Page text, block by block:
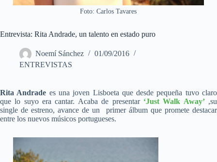
Foto: Carlos Tavares
Entrevista: Rita Andrade, un talento en estado puro
Noemí Sánchez
01/09/2016
ENTREVISTAS
Rita Andrade es una joven Lisboeta que desde pequeña tuvo claro
que lo suyo era cantar. Acaba de presentar ‘Just Walk Away’ ,su
single de estreno, avance de un primer álbum que promete destacar
entre los nuevos músicos portugueses.